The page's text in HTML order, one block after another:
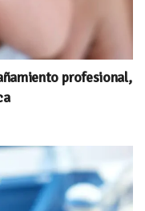
profesional,